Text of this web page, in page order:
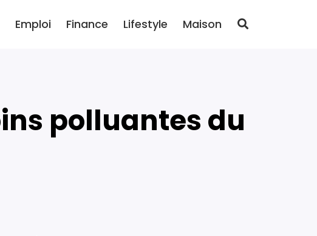
Emploi Finance Lifestyle Maison